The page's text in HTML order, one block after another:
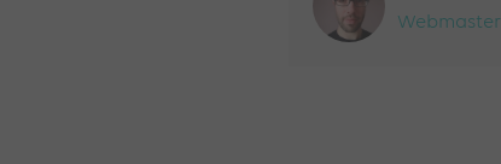
Webmaster